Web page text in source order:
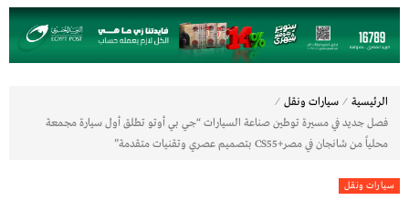
الرئيسية ⁄ سيارات ونقل ⁄
فصل جديد في مسيرة توطين صناعة السيارات “جي بي أوتو تطلق أول سيارة مجمعة
محلياً من شانجان في مصر+CS55 بتصميم عصري وتقنيات متقدمة”
سيارات ونقل